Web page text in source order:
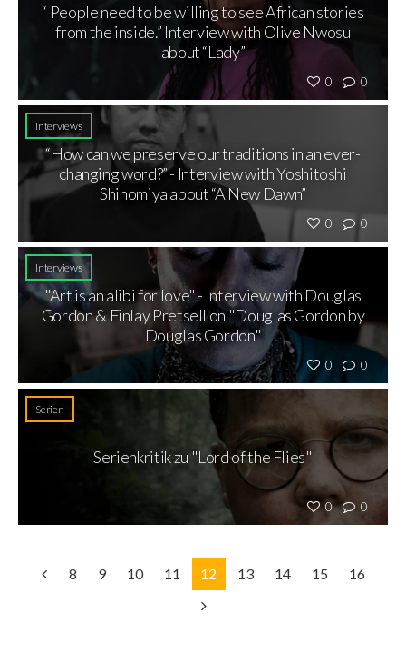
0 0
“ People need to be willing to see African stories
from the inside.” Interview with Olive Nwosu
about “Lady”
Interviews
0 0
“How can we preserve our traditions in an ever-
changing word?” - Interview with Yoshitoshi
Shinomiya about “A New Dawn”
Interviews
0 0
"Art is an alibi for love" - Interview with Douglas
Gordon & Finlay Pretsell on "Douglas Gordon by
Douglas Gordon"
Serien
0 0
Serienkritik zu "Lord of the Flies"
8 9 10 11 12 13 14 15 16